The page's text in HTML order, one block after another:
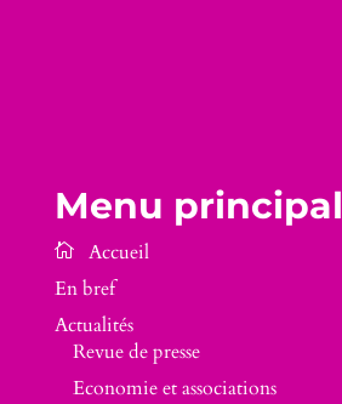
Menu principal
En bref
Actualités
Revue de presse
Economie et associations